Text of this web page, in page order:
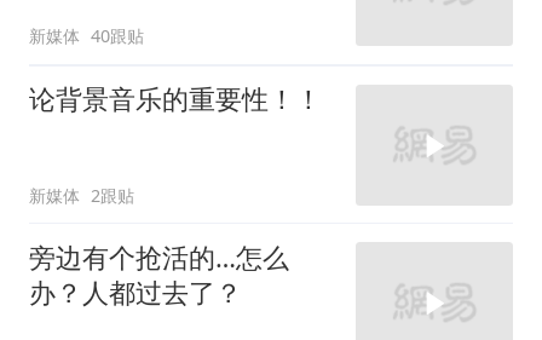
新媒体 40跟贴
论背景音乐的重要性！！
新媒体 2跟贴
旁边有个抢活的…怎么
办？人都过去了？